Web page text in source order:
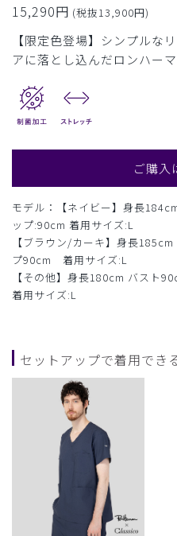
15,290円 (税抜13,900円)
【限定色登場】シンプルな
アに落とし込んだロンハー
ご購入
モデル：【ネイビー】身長
ップ:90cm 着用サイズ:L
【ブラウン/カーキ】身長
プ90cm 着用サイズ:L
【その他】身長180cm バスト
着用サイズ:L
セットアップで着用でき